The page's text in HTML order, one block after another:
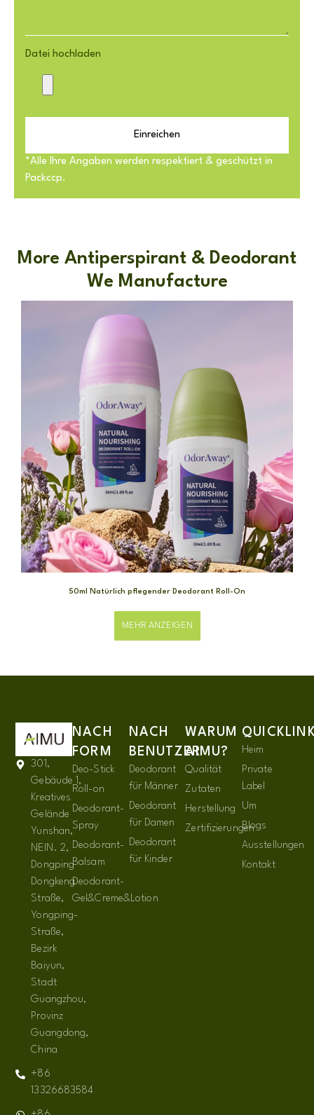
Datei hochladen
Einreichen
*Alle Ihre Angaben werden respektiert & geschützt in
Packccp.
More Antiperspirant & Deodorant
We Manufacture
50ml Natürlich pflegender Deodorant Roll-On
MEHR ANZEIGEN
301,
Gebäude 1,
Kreatives
Gelände
Yunshan,
NEIN. 2,
Dongping
Dongkeng
Straße,
Yongping-
Straße,
Bezirk
Baiyun,
Stadt
Guangzhou,
Provinz
Guangdong,
China
+86
13326683584
NACH
FORM
Deo-Stick
Roll-on
Deodorant-
Spray
Deodorant-
Balsam
Deodorant-
Gel&Creme&Lotion
NACH
BENUTZER
Deodorant
für Männer
Deodorant
für Damen
Deodorant
für Kinder
WARUM
AIMU?
Qualität
Zutaten
Herstellung
Zertifizierungen
Heim
Private
Label
Um
Blogs
Ausstellungen
Kontakt